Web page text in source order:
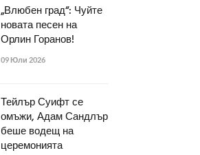
„Влюбен град“: Чуйте
новата песен на
Орлин Горанов!
09 Юли 2026
Тейлър Суифт се
омъжи, Адам Сандлър
беше водещ на
церемонията